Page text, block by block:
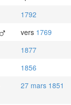
1792
vers 1769
1877
1856
27 mars 1851